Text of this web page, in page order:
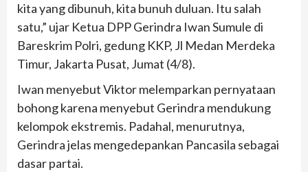
kita yang dibunuh, kita bunuh duluan. Itu salah
satu,” ujar Ketua DPP Gerindra Iwan Sumule di
Bareskrim Polri, gedung KKP, Jl Medan Merdeka
Timur, Jakarta Pusat, Jumat (4/8).
Iwan menyebut Viktor melemparkan pernyataan
bohong karena menyebut Gerindra mendukung
kelompok ekstremis. Padahal, menurutnya,
Gerindra jelas mengedepankan Pancasila sebagai
dasar partai.